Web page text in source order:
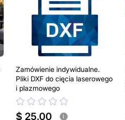
Zamówienie indywidualne.
Pliki DXF do cięcia laserowego
i plazmowego
$ 25.00 i